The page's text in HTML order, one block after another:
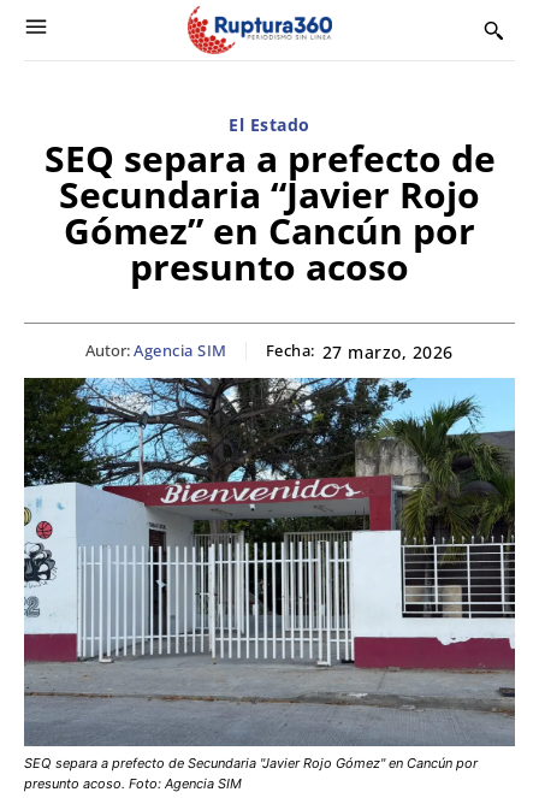
El Estado
SEQ separa a prefecto de
Secundaria “Javier Rojo
Gómez” en Cancún por
presunto acoso
Autor:Agencia SIM Fecha: 27 marzo, 2026
SEQ separa a prefecto de Secundaria "Javier Rojo Gómez" en Cancún por
presunto acoso. Foto: Agencia SIM